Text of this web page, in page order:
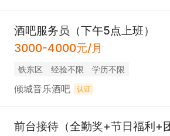
酒吧服务员（下午5点上班）
3000-4000元/月
铁东区 经验不限 学历不限
倾城音乐酒吧 认证
前台接待（全勤奖+节日福利+